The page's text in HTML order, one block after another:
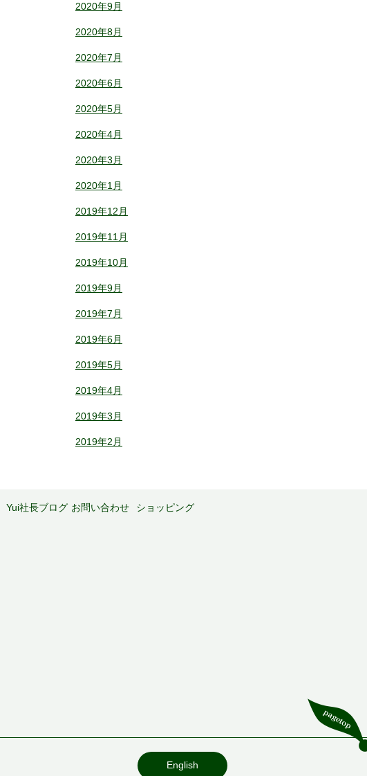
2020年9月
2020年8月
2020年7月
2020年6月
2020年5月
2020年4月
2020年3月
2020年1月
2019年12月
2019年11月
2019年10月
2019年9月
2019年7月
2019年6月
2019年5月
2019年4月
2019年3月
2019年2月
Yui社長ブログ お問い合わせ ショッピング
English